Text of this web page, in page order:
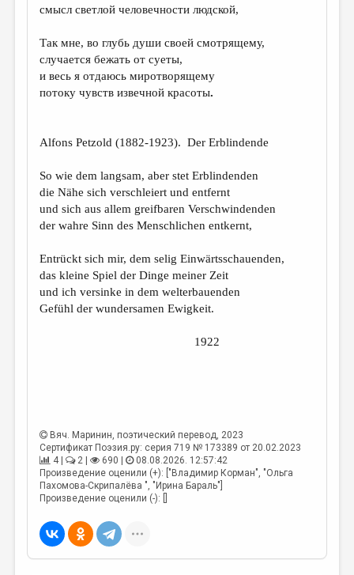
ОТДЕЛЫ И РУБРИКИ
ДАЙДЖЕСТ
ПРОИЗВЕДЕНИЯ
КОНКУРСЫ
ДЕТСКАЯ КОМНАТА
КНИЖНАЯ ПОЛКА
ОБЗОР ЛИТЕРАТУРЫ
СТРАНИЦЫ ПАМЯТИ
ОБЪЯВЛЕНИЯ
ЛИТЕРАТУРОВЕДЕНИЕ
КУЛЬТУРОВЕДЕНИЕ
ПУБЛИЦИСТИКА
РЕЦЕНЗИРОВАНИЕ
ЦИКЛЫ ПУБЛИКАЦИЙ
смысл светлой человечности людской,
Так мне, во глубь души своей смотрящему,
случается бежать от суеты,
и весь я отдаюсь миротворящему
потоку чувств извечной красоты.
Alfons Petzold (1882-1923). Der Erblindende
So wie dem langsam, aber stet Erblindenden
die Nähe sich verschleiert und entfernt
und sich aus allem greifbaren Verschwindenden
der wahre Sinn des Menschlichen entkernt,
Entrückt sich mir, dem selig Einwärtsschauenden,
das kleine Spiel der Dinge meiner Zeit
und ich versinke in dem welterbauenden
Gefühl der wundersamen Ewigkeit.
1922
Вяч. Маринин, поэтический перевод, 2023
Сертификат Поэзия.ру: серия 719 № 173389 от 20.02.2023
4 |
2 | 690 |
08.08.2026. 12:57:42
Произведение оценили (+): ["Владимир Корман", "Ольга
Пахомова-Скрипалёва ", "Ирина Бараль"]
Произведение оценили (-): []